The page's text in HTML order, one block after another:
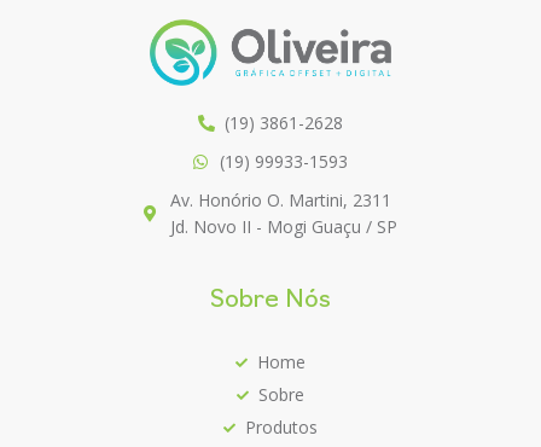
(19) 3861-2628
(19) 99933-1593
Av. Honório O. Martini, 2311
Jd. Novo II - Mogi Guaçu / SP
Sobre Nós
Home
Sobre
Produtos